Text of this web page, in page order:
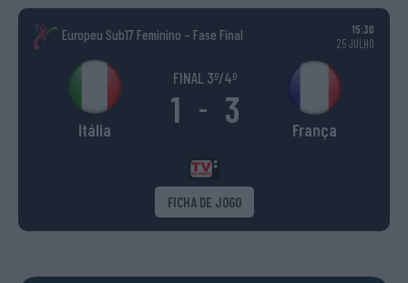
Europeu Sub17 Feminino – Fase Final
15:30
25 JULHO
Itália
FINAL 3º/4º
1 - 3 França
FICHA DE JOGO